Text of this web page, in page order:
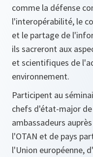
comme la défense
l'interopérabilité, le
et le partage de
ils sacreront aux
et scientifiques de
environnement.
Participent au
chefs d'état-major de
ambassadeurs
l'OTAN et de pays
l'Union européenne,